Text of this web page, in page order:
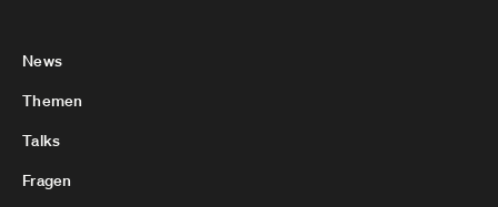
News
Themen
Talks
Fragen